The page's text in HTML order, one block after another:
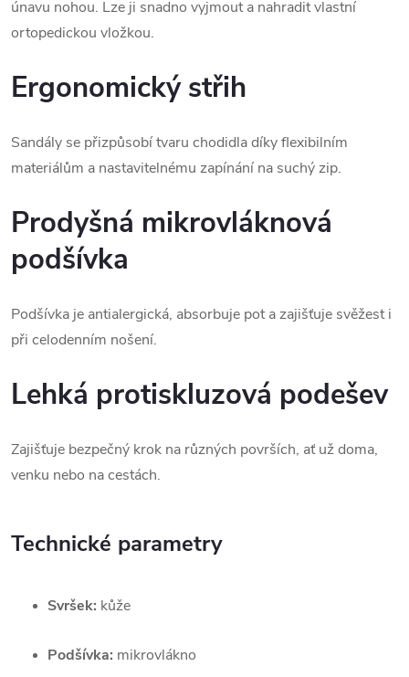
únavu nohou. Lze ji snadno vyjmout a nahradit vlastní
ortopedickou vložkou.
Ergonomický střih
Sandály se přizpůsobí tvaru chodidla díky flexibilním
materiálům a nastavitelnému zapínání na suchý zip.
Prodyšná mikrovláknová
podšívka
Podšívka je antialergická, absorbuje pot a zajišťuje svěžest i
při celodenním nošení.
Lehká protiskluzová podešev
Zajišťuje bezpečný krok na různých površích, ať už doma,
venku nebo na cestách.
Technické parametry
Svršek: kůže
Podšívka: mikrovlákno